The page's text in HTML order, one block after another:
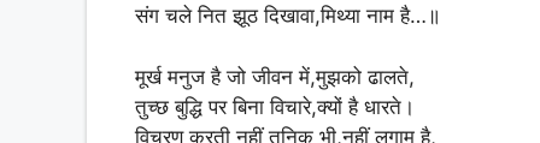
संग चले नित झूठ दिखावा,मिथ्या नाम है…॥
मूर्ख मनुज है जो जीवन में,मुझको ढालते,
तुच्छ बुद्धि पर बिना विचारे,क्यों है धारते।
विचरण करती नहीं तनिक भी,नहीं लगाम है,